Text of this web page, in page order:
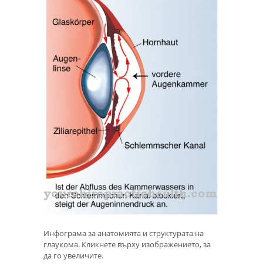
Инфограма за анатомията и структурата на
глаукома. Кликнете върху изображението, за
да го увеличите.